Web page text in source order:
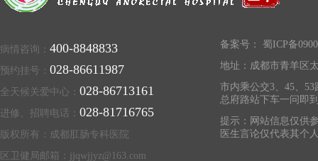
病情咨询： 400-8848833
预约挂号： 028-86611987
全天候关爱中心： 028-86713161
进修、招聘电话： 028-81716765
版权所有：成都肛肠专科医院
区卫健局邮箱：jjqwjjyz@163.com
备案号：
蜀ICP备
地址：成都市青羊区
市内乘公交3、45、
总府路站下车一问即
提示：网站信息仅供
医生言论仅代表其个